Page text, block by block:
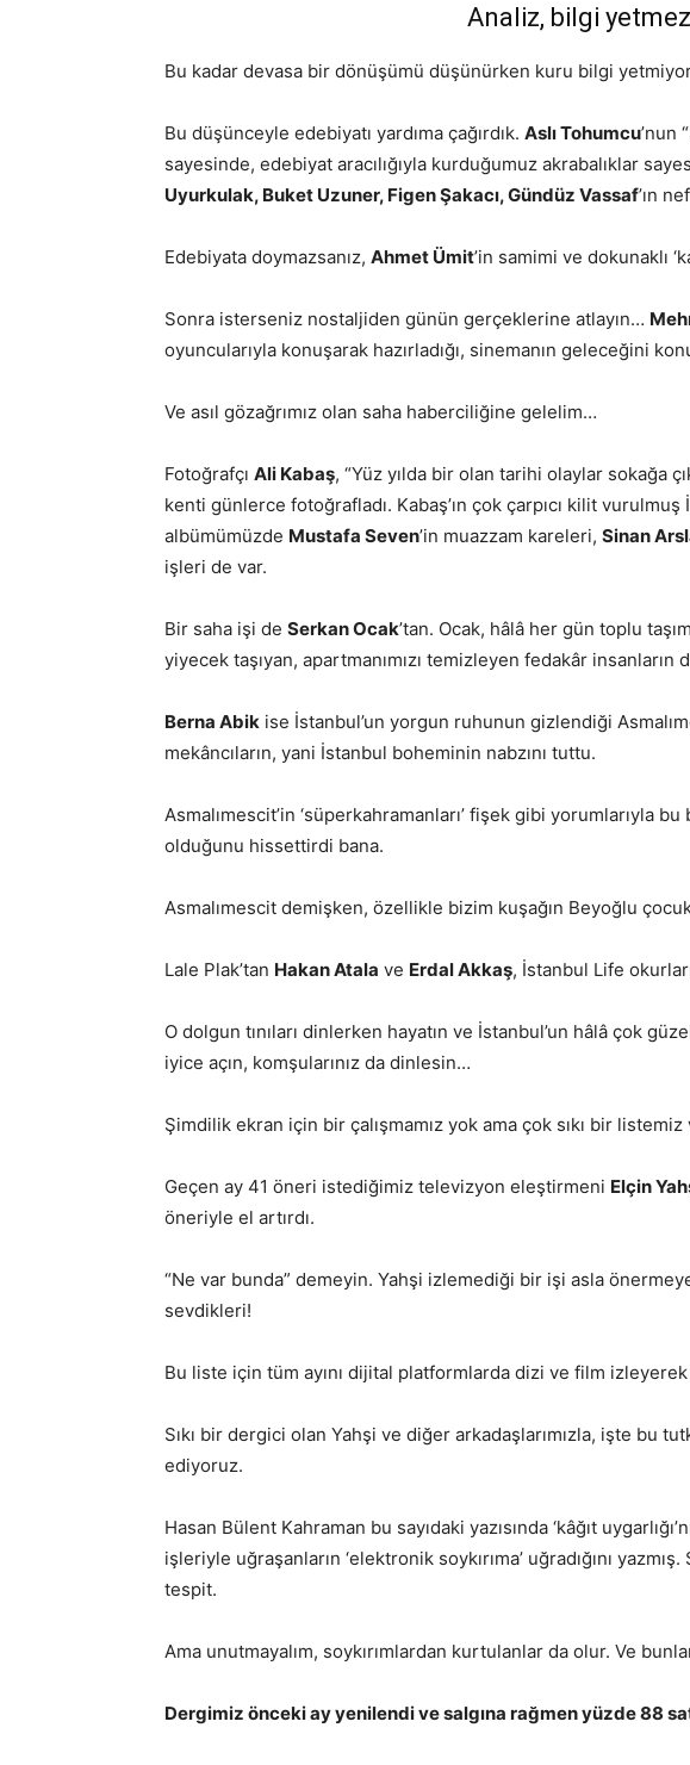
Analiz, bilgi yetmez
Bu kadar devasa bir dönüşümü düşünürken kuru bilgi
Bu düşünceyle edebiyatı yardıma çağırdık. Aslı Tohumcu’nun
sayesinde, edebiyat aracılığıyla kurduğumuz akrabalıklar
Uyurkulak, Buket Uzuner, Figen Şakacı, Gündüz Vassaf’ın
Edebiyata doymazsanız, Ahmet Ümit’in samimi ve dokunaklı
Sonra isterseniz nostaljiden günün gerçeklerine atlayın…
oyuncularıyla konuşarak hazırladığı, sinemanın geleceğini
Ve asıl gözağrımız olan saha haberciliğine gelelim…
Fotoğrafçı Ali Kabaş, “Yüz yılda bir olan tarihi olaylar sokağa
kenti günlerce fotoğrafladı. Kabaş’ın çok çarpıcı kilit
albümümüzde Mustafa Seven’in muazzam kareleri, Sinan
işleri de var.
Bir saha işi de Serkan Ocak’tan. Ocak, hâlâ her gün toplu
yiyecek taşıyan, apartmanımızı temizleyen fedakâr insanların
Berna Abik ise İstanbul’un yorgun ruhunun gizlendiği
mekâncıların, yani İstanbul boheminin nabzını tuttu.
Asmalımescit’in ‘süperkahramanları’ fişek gibi yorumlarıyla
olduğunu hissettirdi bana.
Asmalımescit demişken, özellikle bizim kuşağın Beyoğlu
Lale Plak’tan Hakan Atala ve Erdal Akkaş, İstanbul Life
O dolgun tınıları dinlerken hayatın ve İstanbul’un hâlâ çok
iyice açın, komşularınız da dinlesin…
Şimdilik ekran için bir çalışmamız yok ama çok sıkı bir listemiz
Geçen ay 41 öneri istediğimiz televizyon eleştirmeni Elçin
öneriyle el artırdı.
“Ne var bunda” demeyin. Yahşi izlemediği bir işi asla
sevdikleri!
Bu liste için tüm ayını dijital platformlarda dizi ve film
Sıkı bir dergici olan Yahşi ve diğer arkadaşlarımızla, işte bu
ediyoruz.
Hasan Bülent Kahraman bu sayıdaki yazısında ‘kâğıt
işleriyle uğraşanların ‘elektronik soykırıma’ uğradığını
tespit.
Ama unutmayalım, soykırımlardan kurtulanlar da olur. Ve
Dergimiz önceki ay yenilendi ve salgına rağmen yüzde 88